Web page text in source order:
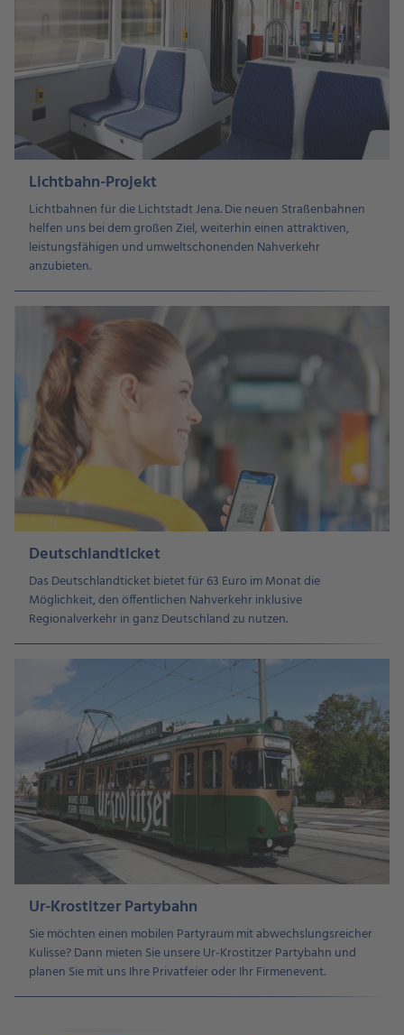
Lichtbahn-Projekt
Lichtbahnen für die Lichtstadt Jena. Die neuen Straßenbahnen
helfen uns bei dem großen Ziel, weiterhin einen attraktiven,
leistungsfähigen und umweltschonenden Nahverkehr
anzubieten.
Deutschlandticket
Das Deutschlandticket bietet für 63 Euro im Monat die
Möglichkeit, den öffentlichen Nahverkehr inklusive
Regionalverkehr in ganz Deutschland zu nutzen.
Ur-Krostitzer Partybahn
Sie möchten einen mobilen Partyraum mit abwechslungsreicher
Kulisse? Dann mieten Sie unsere Ur-Krostitzer Partybahn und
planen Sie mit uns Ihre Privatfeier oder Ihr Firmenevent.